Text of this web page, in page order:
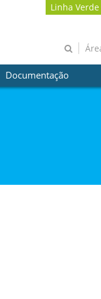
Linha Verde
Documentação